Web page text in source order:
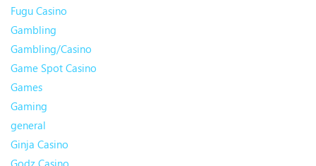
Fugu Casino
Gambling
Gambling/Casino
Game Spot Casino
Games
Gaming
general
Ginja Casino